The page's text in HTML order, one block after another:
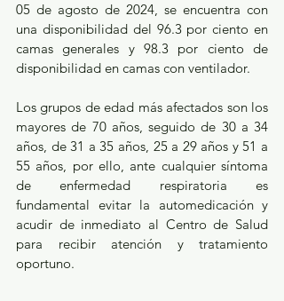
05 de agosto de 2024, se encuentra con
una disponibilidad del 96.3 por ciento en
camas generales y 98.3 por ciento de
disponibilidad en camas con ventilador.
Los grupos de edad más afectados son los
mayores de 70 años, seguido de 30 a 34
años, de 31 a 35 años, 25 a 29 años y 51 a
55 años, por ello, ante cualquier síntoma
de enfermedad respiratoria es
fundamental evitar la automedicación y
acudir de inmediato al Centro de Salud
para recibir atención y tratamiento
oportuno.